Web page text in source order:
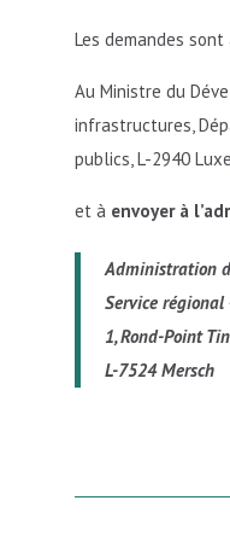
Les demandes
Au Ministre du
infrastructures,
publics, L-2940
et à envoyer à
Administration
Service régional
1, Rond-Point
L-7524 Mersch